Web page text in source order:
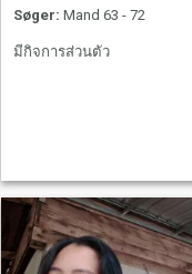
Søger: Mand 63 - 72
มีกิจการส่วนตัว